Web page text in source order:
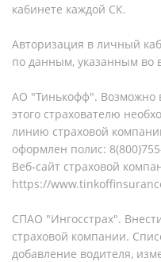
кабинете каждой СК.
Авторизация в личный
по данным, указанным во
АО "Тинькофф". Возможно
этого страхователю
линию страховой
оформлен полис:
Веб-сайт страховой
https://
СПАО "Ингосстрах".
страховой компании.
добавление водителя,